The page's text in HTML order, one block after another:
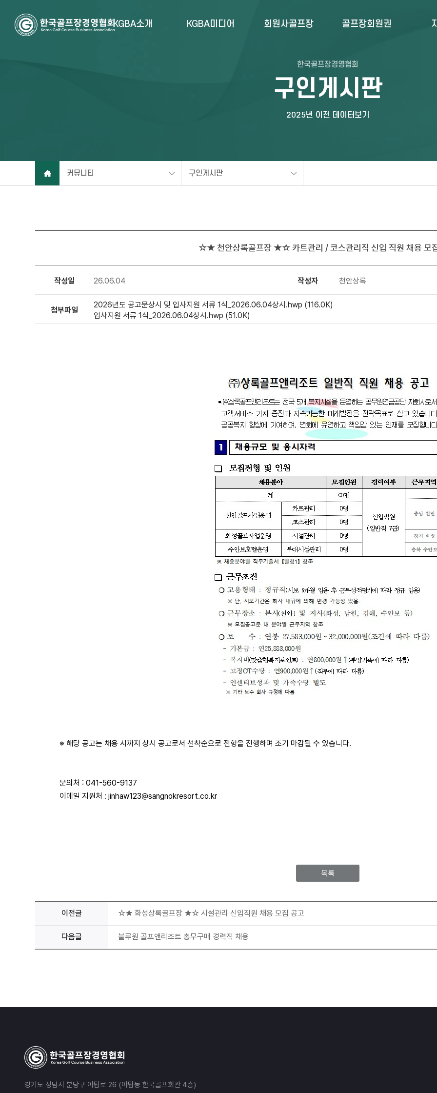
KGBA소개 KGBA미디어 회원사골프장 골프장회원권
한국골프장경영협회
구인게시판
2025년 이전 데이터보기
커뮤니티 구인게시판
☆★ 천안상록골프장 ★☆ 카트관리 / 코스관리직 신입 직원 채용 모
작성일 26.06.04 작성자 천안상록
첨부파일
2026년도 공고문상시 및 입사지원 서류 1식_2026.06.04상시.hwp (116.0K)
입사지원 서류 1식_2026.06.04상시.hwp (51.0K)
※ 해당 공고는 채용 시까지 상시 공고로서 선착순으로 전형을 진행하며 조기 마감될 수 있습니다.
문의처 : 041-560-9137
이메일 지원처 : jinhaw123@sangnokresort.co.kr
목록
이전글 ☆★ 화성상록골프장 ★☆ 시설관리 신입직원 채용 모집 공고
다음글 블루원 골프앤리조트 총무구매 경력직 채용
경기도 성남시 분당구 야탑로 26 (야탑동 한국골프회관 4층)